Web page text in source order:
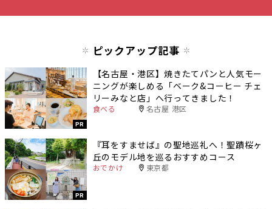
ピックアップ記事
PR
【名古屋・港区】焼きたてパンと人気モー
ニングが楽しめる「ベーク&コーヒー チェ
リーみなと店」へ行ってきました！
食べる 名古屋 港区
PR
『耳をすませば』の聖地巡礼へ！聖蹟桜ヶ
丘のモデル地を巡るおすすめコース
おでかけ 東京都